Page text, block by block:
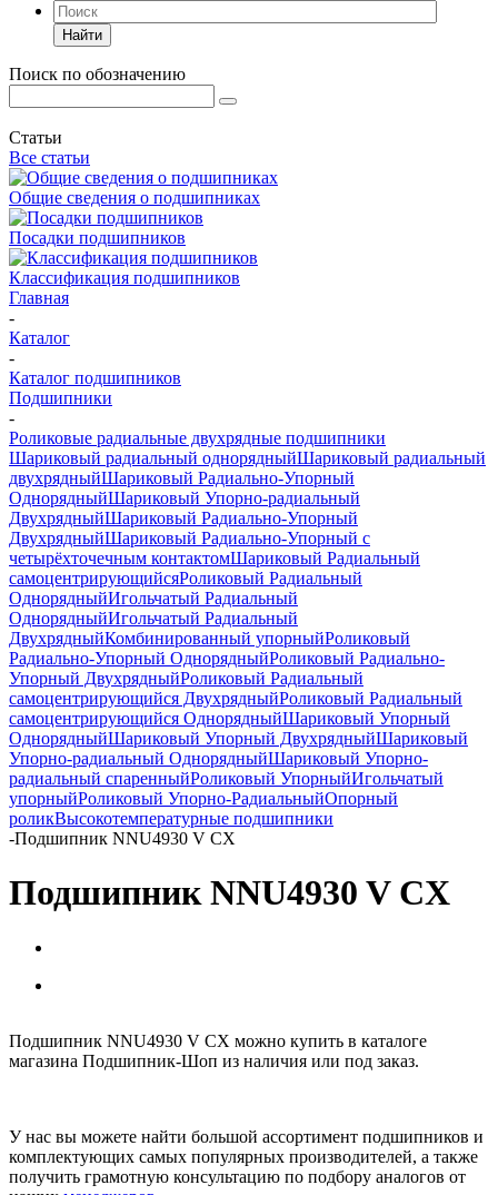
Найти
Поиск по обозначению
Статьи
Все статьи
Общие сведения о подшипниках
Посадки подшипников
Классификация подшипников
Главная
-
Каталог
-
Каталог подшипников
Подшипники
-
Роликовые радиальные двухрядные подшипники
Шариковый радиальный однорядныйШариковый радиальный
двухрядныйШариковый Радиально-Упорный
ОднорядныйШариковый Упорно-радиальный
ДвухрядныйШариковый Радиально-Упорный
ДвухрядныйШариковый Радиально-Упорный с
четырёхточечным контактомШариковый Радиальный
самоцентрирующийсяРоликовый Радиальный
ОднорядныйИгольчатый Радиальный
ОднорядныйИгольчатый Радиальный
ДвухрядныйКомбинированный упорныйРоликовый
Радиально-Упорный ОднорядныйРоликовый Радиально-
Упорный ДвухрядныйРоликовый Радиальный
самоцентрирующийся ДвухрядныйРоликовый Радиальный
самоцентрирующийся ОднорядныйШариковый Упорный
ОднорядныйШариковый Упорный ДвухрядныйШариковый
Упорно-радиальный ОднорядныйШариковый Упорно-
радиальный спаренныйРоликовый УпорныйИгольчатый
упорныйРоликовый Упорно-РадиальныйОпорный
роликВысокотемпературные подшипники
-Подшипник NNU4930 V CX
Подшипник NNU4930 V CX
Подшипник NNU4930 V CX можно купить в каталоге
магазина Подшипник-Шоп из наличия или под заказ.
У нас вы можете найти большой ассортимент подшипников и
комплектующих самых популярных производителей, а также
получить грамотную консультацию по подбору аналогов от